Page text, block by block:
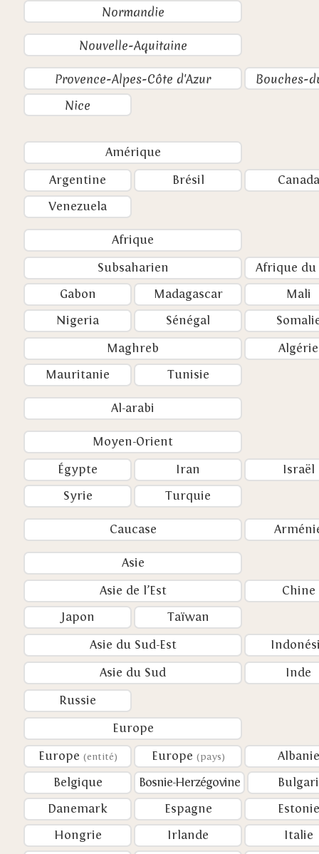
Normandie
Nouvelle-Aquitaine
Provence-Alpes-Côte d'Azur
Bouches-
Nice
Amérique
Argentine
Brésil
Canada
Venezuela
Afrique
Subsaharien
Afrique du
Gabon
Madagascar
Mali
Nigeria
Sénégal
Maghreb
Algérie
Mauritanie
Tunisie
Al-arabi
Moyen-Orient
Égypte
Iran
Israël
Syrie
Turquie
Caucase
Asie
Asie de l’Est
Chine
Japon
Taïwan
Asie du Sud-Est
Asie du Sud
Inde
Russie
Europe
Europe (entité) Europe (pays)
Albanie
Belgique
Bosnie-Herzégovine
Danemark
Espagne
Estonie
Hongrie
Irlande
Italie